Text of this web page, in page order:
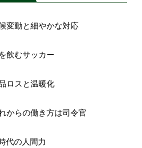
変動と細やかな対応
飲むサッカー
ロスと温暖化
からの働き方は司令官
代の人間力